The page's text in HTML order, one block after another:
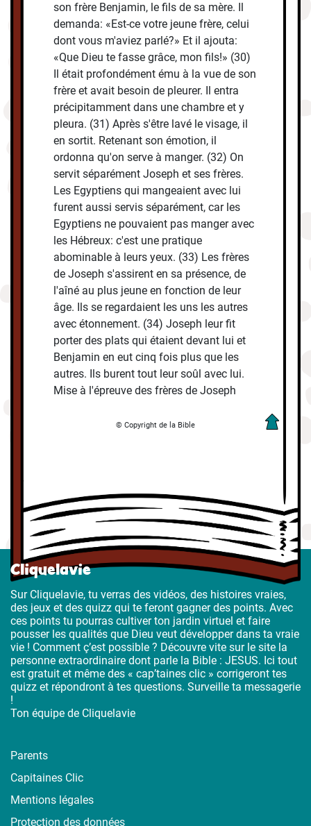
son frère Benjamin, le fils de sa mère. Il
demanda: «Est-ce votre jeune frère, celui
dont vous m'aviez parlé?» Et il ajouta:
«Que Dieu te fasse grâce, mon fils!» (30)
Il était profondément ému à la vue de son
frère et avait besoin de pleurer. Il entra
précipitamment dans une chambre et y
pleura. (31) Après s'être lavé le visage, il
en sortit. Retenant son émotion, il
ordonna qu'on serve à manger. (32) On
servit séparément Joseph et ses frères.
Les Egyptiens qui mangeaient avec lui
furent aussi servis séparément, car les
Egyptiens ne pouvaient pas manger avec
les Hébreux: c'est une pratique
abominable à leurs yeux. (33) Les frères
de Joseph s'assirent en sa présence, de
l'aîné au plus jeune en fonction de leur
âge. Ils se regardaient les uns les autres
avec étonnement. (34) Joseph leur fit
porter des plats qui étaient devant lui et
Benjamin en eut cinq fois plus que les
autres. Ils burent tout leur soûl avec lui.
Mise à l'épreuve des frères de Joseph
© Copyright de la Bible
Cliquelavie
Sur Cliquelavie, tu verras des vidéos, des histoires vraies,
des jeux et des quizz qui te feront gagner des points. Avec
ces points tu pourras cultiver ton jardin virtuel et faire
pousser les qualités que Dieu veut développer dans ta vraie
vie ! Comment ç’est possible ? Découvre vite sur le site la
personne extraordinaire dont parle la Bible : JESUS. Ici tout
est gratuit et même des « cap’taines clic » corrigeront tes
quizz et répondront à tes questions. Surveille ta messagerie
!
Ton équipe de Cliquelavie
Parents
Capitaines Clic
Mentions légales
Protection des données